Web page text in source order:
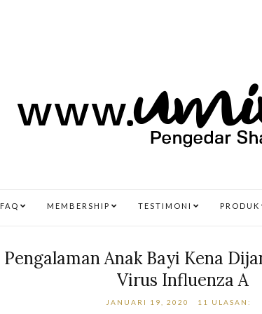
FAQ MEMBERSHIP TESTIMONI PRODUK
Pengalaman Anak Bayi Kena
Virus Influenza A
JANUARI 19, 2020 11 ULASAN: